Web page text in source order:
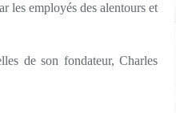
les employés des alentours et
de son fondateur, Charles